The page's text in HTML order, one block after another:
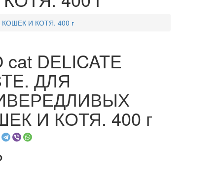
КОШЕК И КОТЯ. 400 г
cat DELICATE
ДЛЯ
И КОТЯ. 400 г